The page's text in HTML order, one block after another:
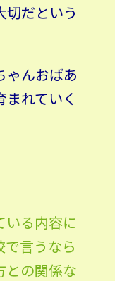
だという
ゃんおばあ
れていく
いる内容に
言うなら
との関係な